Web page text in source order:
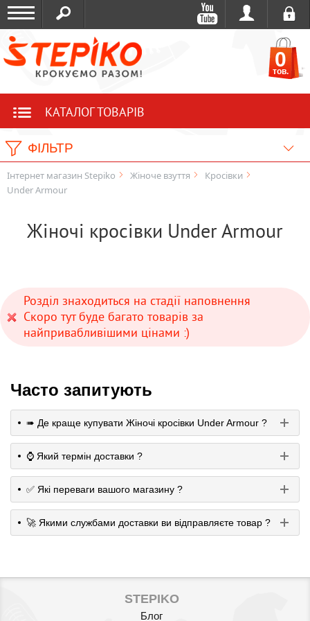
0
тов.
КАТАЛОГ ТОВАРІВ
ФІЛЬТР
Інтернет магазин Stepiko Жіноче взуття
Кросівки
Under Armour
Жіночі кросівки Under Armour
Розділ знаходиться на стадії наповнення
Скоро тут буде багато товарів за
найпривабливішими цінами :)
Часто запитують
➠ Де краще купувати Жіночі кросівки Under Armour ?
⌚️ Який термін доставки ?
✅ Які переваги вашого магазину ?
🚀 Якими службами доставки ви відправляєте товар ?
STEPIKO
Блог